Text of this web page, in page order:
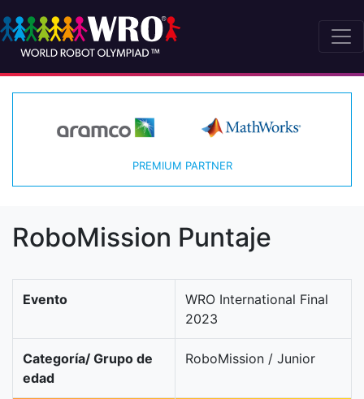
PREMIUM PARTNER
RoboMission Puntaje
Evento
WRO International Final
2023
Categoría/ Grupo de
edad
RoboMission / Junior